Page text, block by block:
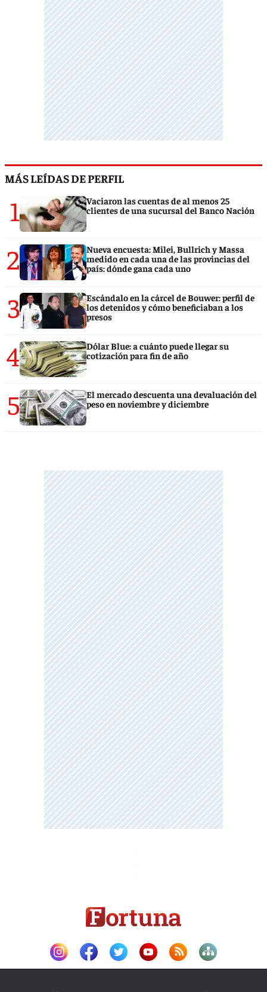
MÁS LEÍDAS DE PERFIL
1
Vaciaron las cuentas de al menos 25
clientes de una sucursal del Banco Nación
2
Nueva encuesta: Milei, Bullrich y Massa
medido en cada una de las provincias del
país: dónde gana cada uno
3
Escándalo en la cárcel de Bouwer: perfil de
los detenidos y cómo beneficiaban a los
presos
4
Dólar Blue: a cuánto puede llegar su
cotización para fin de año
5
El mercado descuenta una devaluación del
peso en noviembre y diciembre